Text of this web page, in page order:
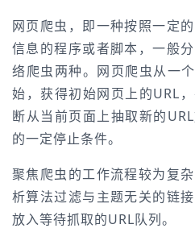
网页爬虫，即一种按照一定
信息的程序或者脚本，一般
络爬虫两种。网页爬虫从一
始，获得初始网页上的URL
断从当前页面上抽取新的
的一定停止条件。
聚焦爬虫的工作流程较为复
析算法过滤与主题无关的链
放入等待抓取的URL队列。